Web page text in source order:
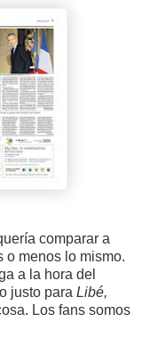
comparar a
o menos lo mismo.
a la hora del
justo para Libé,
Los fans somos